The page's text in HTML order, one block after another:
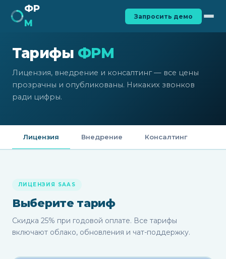
ФР
М
Запросить демо
Главная›
Тарифы ФРМ
Лицензия, внедрение и консалтинг — все цены
прозрачны и опубликованы. Никаких звонков
ради цифры.
Лицензия Внедрение Консалтинг
ЛИЦЕНЗИЯ SAAS
Выберите тариф
Скидка 25% при годовой оплате. Все тарифы
включают облако, обновления и чат-поддержку.